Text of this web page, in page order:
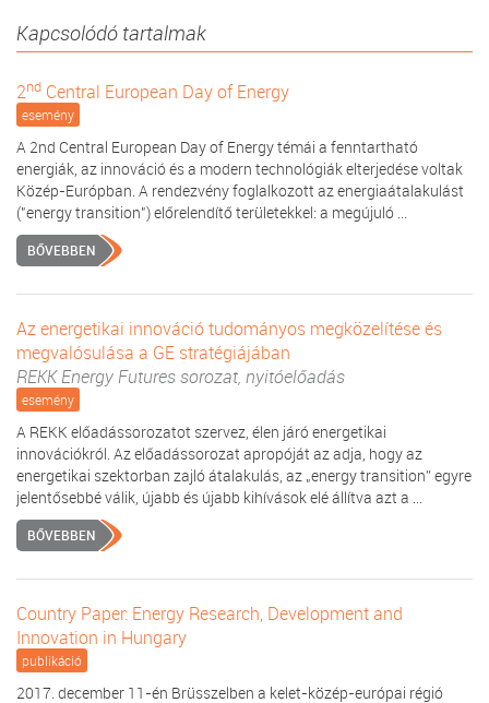
Kapcsolódó tartalmak
2nd Central European Day of Energy
esemény
A 2nd Central European Day of Energy témái a fenntartható
energiák, az innováció és a modern technológiák elterjedése voltak
Közép-Európban. A rendezvény foglalkozott az energiaátalakulást
("energy transition") előrelendítő területekkel: a megújuló ...
BŐVEBBEN
Az energetikai innováció tudományos megközelítése és
megvalósulása a GE stratégiájában
REKK Energy Futures sorozat, nyitóelőadás
esemény
A REKK előadássorozatot szervez, élen járó energetikai
innovációkról. Az előadássorozat apropóját az adja, hogy az
energetikai szektorban zajló átalakulás, az „energy transition” egyre
jelentősebbé válik, újabb és újabb kihívások elé állítva azt a ...
BŐVEBBEN
Country Paper: Energy Research, Development and
Innovation in Hungary
publikáció
2017. december 11-én Brüsszelben a kelet-közép-európai régió